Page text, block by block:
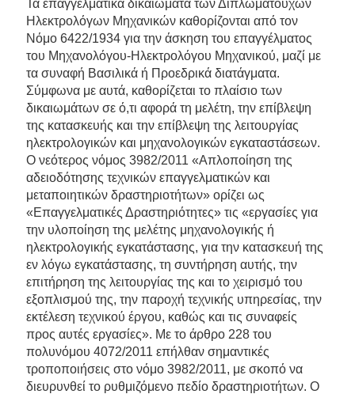
Τα επαγγελματικά δικαιώματα των Διπλωματούχων
Ηλεκτρολόγων Μηχανικών καθορίζονται από τον
Νόμο 6422/1934 για την άσκηση του επαγγέλματος
του Μηχανολόγου-Ηλεκτρολόγου Μηχανικού, μαζί με
τα συναφή Βασιλικά ή Προεδρικά διατάγματα.
Σύμφωνα με αυτά, καθορίζεται το πλαίσιο των
δικαιωμάτων σε ό,τι αφορά τη μελέτη, την επίβλεψη
της κατασκευής και την επίβλεψη της λειτουργίας
ηλεκτρολογικών και μηχανολογικών εγκαταστάσεων.
Ο νεότερος νόμος 3982/2011 «Απλοποίηση της
αδειοδότησης τεχνικών επαγγελματικών και
μεταποιητικών δραστηριοτήτων» ορίζει ως
«Επαγγελματικές Δραστηριότητες» τις «εργασίες για
την υλοποίηση της μελέτης μηχανολογικής ή
ηλεκτρολογικής εγκατάστασης, για την κατασκευή της
εν λόγω εγκατάστασης, τη συντήρηση αυτής, την
επιτήρηση της λειτουργίας της και το χειρισμό του
εξοπλισμού της, την παροχή τεχνικής υπηρεσίας, την
εκτέλεση τεχνικού έργου, καθώς και τις συναφείς
προς αυτές εργασίες». Με το άρθρο 228 του
πολυνόμου 4072/2011 επήλθαν σημαντικές
τροποποιήσεις στο νόμο 3982/2011, με σκοπό να
διευρυνθεί το ρυθμιζόμενο πεδίο δραστηριοτήτων. Ο